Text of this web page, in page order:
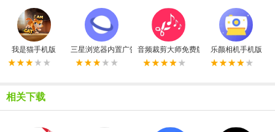
我是猫手机版 三星浏览器内置广告拦截器最新版
音频裁剪大师免费版 乐颜相机手机版
相关下载